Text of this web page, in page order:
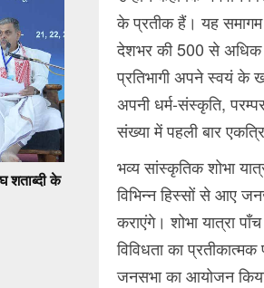
शताब्दी के
के प्रतीक हैं। यह समागम
देशभर की 500 से अधिक
प्रतिभागी अपने स्वयं के
अपनी धर्म-संस्कृति,
संख्या में पहली बार
भव्य सांस्कृतिक शोभा
विभिन्न हिस्सों से आए
कराएंगे। शोभा यात्रा
विविधता का
जनसभा का आयोजन